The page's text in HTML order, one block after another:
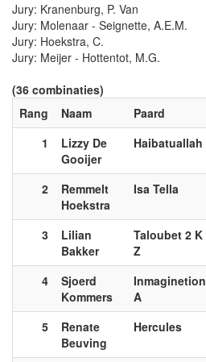
Jury: Kranenburg, P. Van
Jury: Molenaar - Seignette, A.E.M.
Jury: Hoekstra, C.
Jury: Meijer - Hottentot, M.G.
(36 combinaties)
Rang
Naam Paard
1
Lizzy De
Gooijer
Haibatuallah
2
Remmelt
Hoekstra
Isa Tella
3
Lilian
Bakker
Taloubet 2 K
Z
4
Sjoerd
Kommers
Inmaginetion
A
5
Renate
Beuving
Hercules